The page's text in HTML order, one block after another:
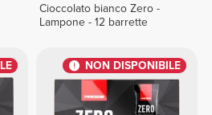
Cioccolato bianco Zero -
Lampone - 12 barrette
NON DISPONIBILE